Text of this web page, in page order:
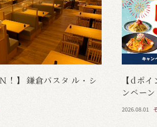
】 鎌倉パスタ ル・シ
【dポ
ンペー
2026.08.01